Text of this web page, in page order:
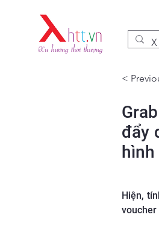
<
đẩy
hình
Hiện,
voucher